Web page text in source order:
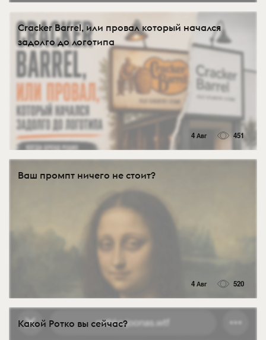
Cracker Barrel, или провал который начался
задолго до логотипа
4 Авг 451
Ваш промпт ничего не стоит?
4 Авг 520
Какой Ротко вы сейчас?